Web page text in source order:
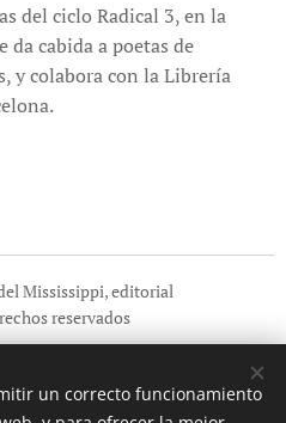
del ciclo Radical 3, en la
cabida a poetas de
y colabora con la Librería
Mississippi, editorial
reservados
un correcto funcionamiento